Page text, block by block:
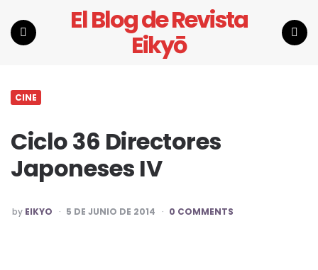
El Blog de Revista
Eikyō
CINE
Ciclo 36 Directores
Japoneses IV
POSTED
BY
by EIKYO 5 DE JUNIO DE 2014 0 COMMENTS